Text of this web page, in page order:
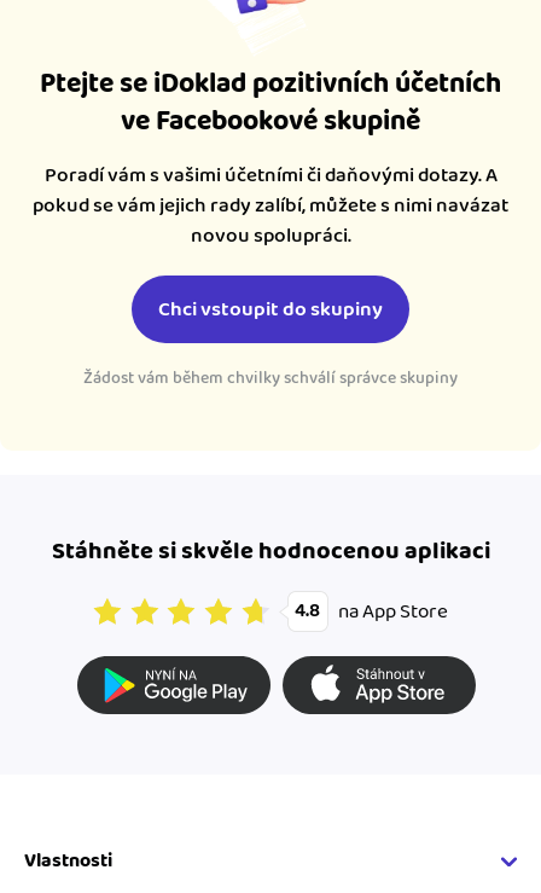
Ptejte se iDoklad pozitivních účetních
ve Facebookové skupině
Poradí vám s vašimi účetními či daňovými dotazy. A
pokud se vám jejich rady zalíbí, můžete s nimi navázat
novou spolupráci.
Chci vstoupit do skupiny
Žádost vám během chvilky schválí správce skupiny
Stáhněte si skvěle hodnocenou aplikaci
4.8 na App Store
Vlastnosti